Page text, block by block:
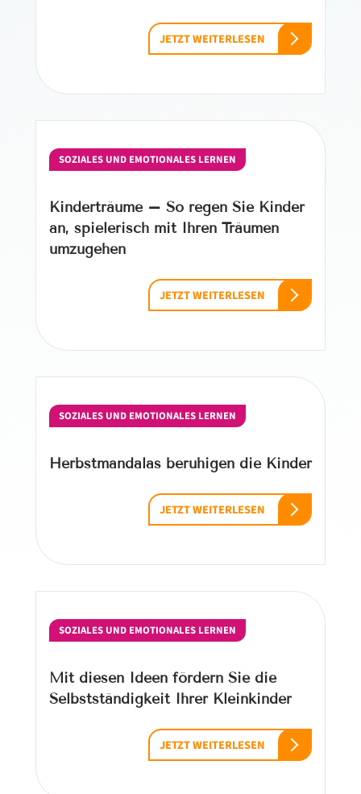
JETZT WEITERLESEN
SOZIALES UND EMOTIONALES LERNEN
Kinderträume – So regen Sie Kinder
an, spielerisch mit Ihren Träumen
umzugehen
JETZT WEITERLESEN
SOZIALES UND EMOTIONALES LERNEN
Herbstmandalas beruhigen die Kinder
JETZT WEITERLESEN
SOZIALES UND EMOTIONALES LERNEN
Mit diesen Ideen fördern Sie die
Selbstständigkeit Ihrer Kleinkinder
JETZT WEITERLESEN